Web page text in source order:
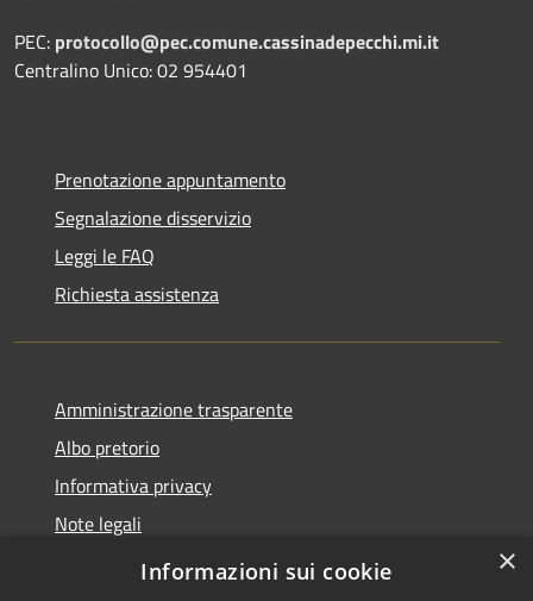
PEC: protocollo@pec.comune.cassinadepecchi.mi.it
Centralino Unico: 02 954401
Prenotazione appuntamento
Segnalazione disservizio
Leggi le FAQ
Richiesta assistenza
Amministrazione trasparente
Albo pretorio
Informativa privacy
Note legali
Dichiarazione di accessibilità
×
Informazioni sui cookie